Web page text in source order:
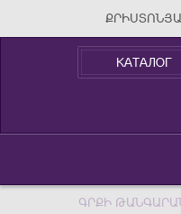
КАТАЛОГ
ԳՐՔԻ